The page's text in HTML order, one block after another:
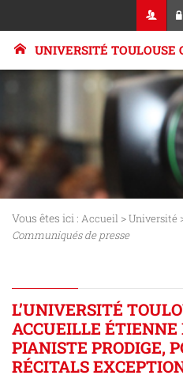
UNIVERSITÉ TOULOUSE
Vous êtes ici : Accueil >Université
Communiqués de presse
L’UNIVERSITÉ
ACCUEILLE
PIANISTE PRODIGE,
RÉCITALS